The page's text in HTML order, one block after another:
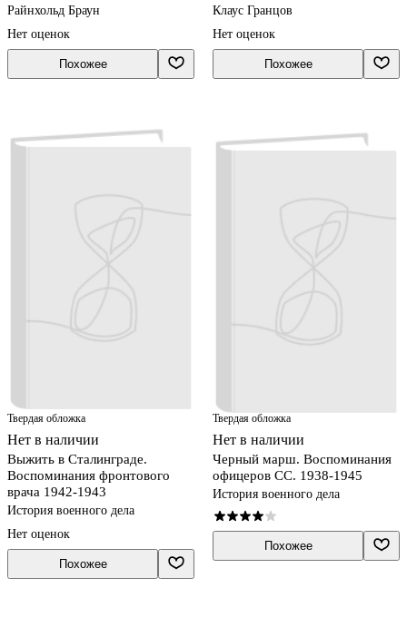
Райнхольд Браун
Нет оценок
Похожее
Клаус Гранцов
Нет оценок
Похожее
Твердая обложка
Нет в наличии
Выжить в Сталинграде.
Воспоминания фронтового
врача 1942-1943
История военного дела
Нет оценок
Похожее
Твердая обложка
Нет в наличии
Черный марш. Воспоминания
офицеров СС. 1938-1945
История военного дела
Похожее